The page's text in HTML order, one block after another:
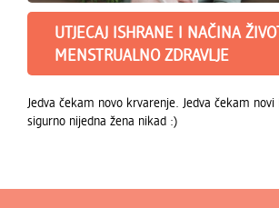
UTJECAJ ISHRANE I NAČINA
MENSTRUALNO ZDRAVLJE
Jedva čekam novo krvarenje. Jedva čekam
sigurno nijedna žena nikad :)